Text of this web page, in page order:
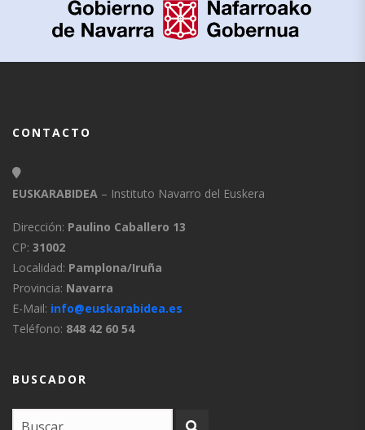
CONTACTO
EUSKARABIDEA – Instituto Navarro del Euskera
Dirección: Paulino Caballero 13
CP: 31002
Localidad: Pamplona/Iruña
Provincia: Navarra
E-Mail: info@euskarabidea.es
Teléfono: 848 42 60 54
BUSCADOR